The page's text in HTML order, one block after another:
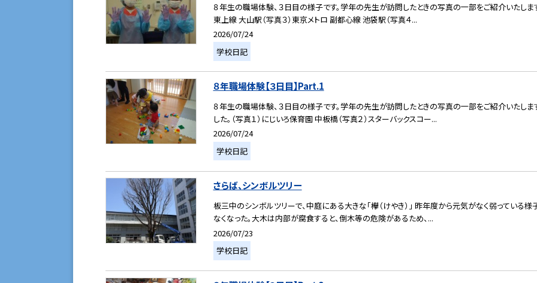
８年生の職場体験、３日目の様子です。学年の先生が訪問したときの写真の一部をご紹介いたしま
東上線 大山駅（写真３）東京メトロ 副都心線 池袋駅（写真４...
2026/07/24
学校日記
８年職場体験【３日目】Part.1
８年生の職場体験、３日目の様子です。学年の先生が訪問したときの写真の一部をご紹介いたしま
した。（写真１）にじいろ保育園 中板橋（写真２）スターバックスコー...
2026/07/24
学校日記
さらば、シンボルツリー
板三中のシンボルツリーで、中庭にある大きな「欅（けやき）」 昨年度から元気がなく弱っている様
なくなった。大木は内部が腐食すると、倒木等の危険があるため、...
2026/07/23
学校日記